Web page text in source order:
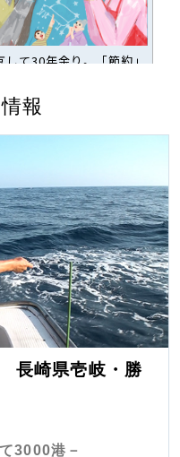
報
長崎県壱岐・勝
3000港－